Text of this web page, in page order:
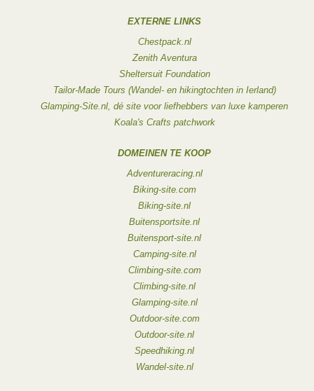
EXTERNE LINKS
Chestpack.nl
Zenith Aventura
Sheltersuit Foundation
Tailor-Made Tours (Wandel- en hikingtochten in Ierland)
Glamping-Site.nl, dé site voor liefhebbers van luxe kamperen
Koala's Crafts patchwork
DOMEINEN TE KOOP
Adventureracing.nl
Biking-site.com
Biking-site.nl
Buitensportsite.nl
Buitensport-site.nl
Camping-site.nl
Climbing-site.com
Climbing-site.nl
Glamping-site.nl
Outdoor-site.com
Outdoor-site.nl
Speedhiking.nl
Wandel-site.nl